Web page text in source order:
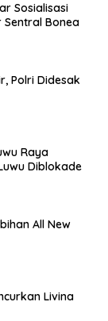
Sosialisasi
Bonea
Polri Didesak
Raya
Diblokade
All New
Livina